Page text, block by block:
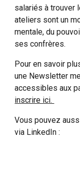
salariés à trouver
ateliers sont un
mentale, du
ses confrères.
Pour en savoir
une Newsletter
accessibles aux
inscrire ici.
Vous pouvez
via LinkedIn :